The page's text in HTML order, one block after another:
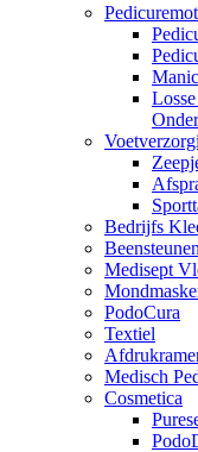
Bedrijfs
Beensteunen
Medisept
PodoCura
Textiel
Medisch
Cosmetica